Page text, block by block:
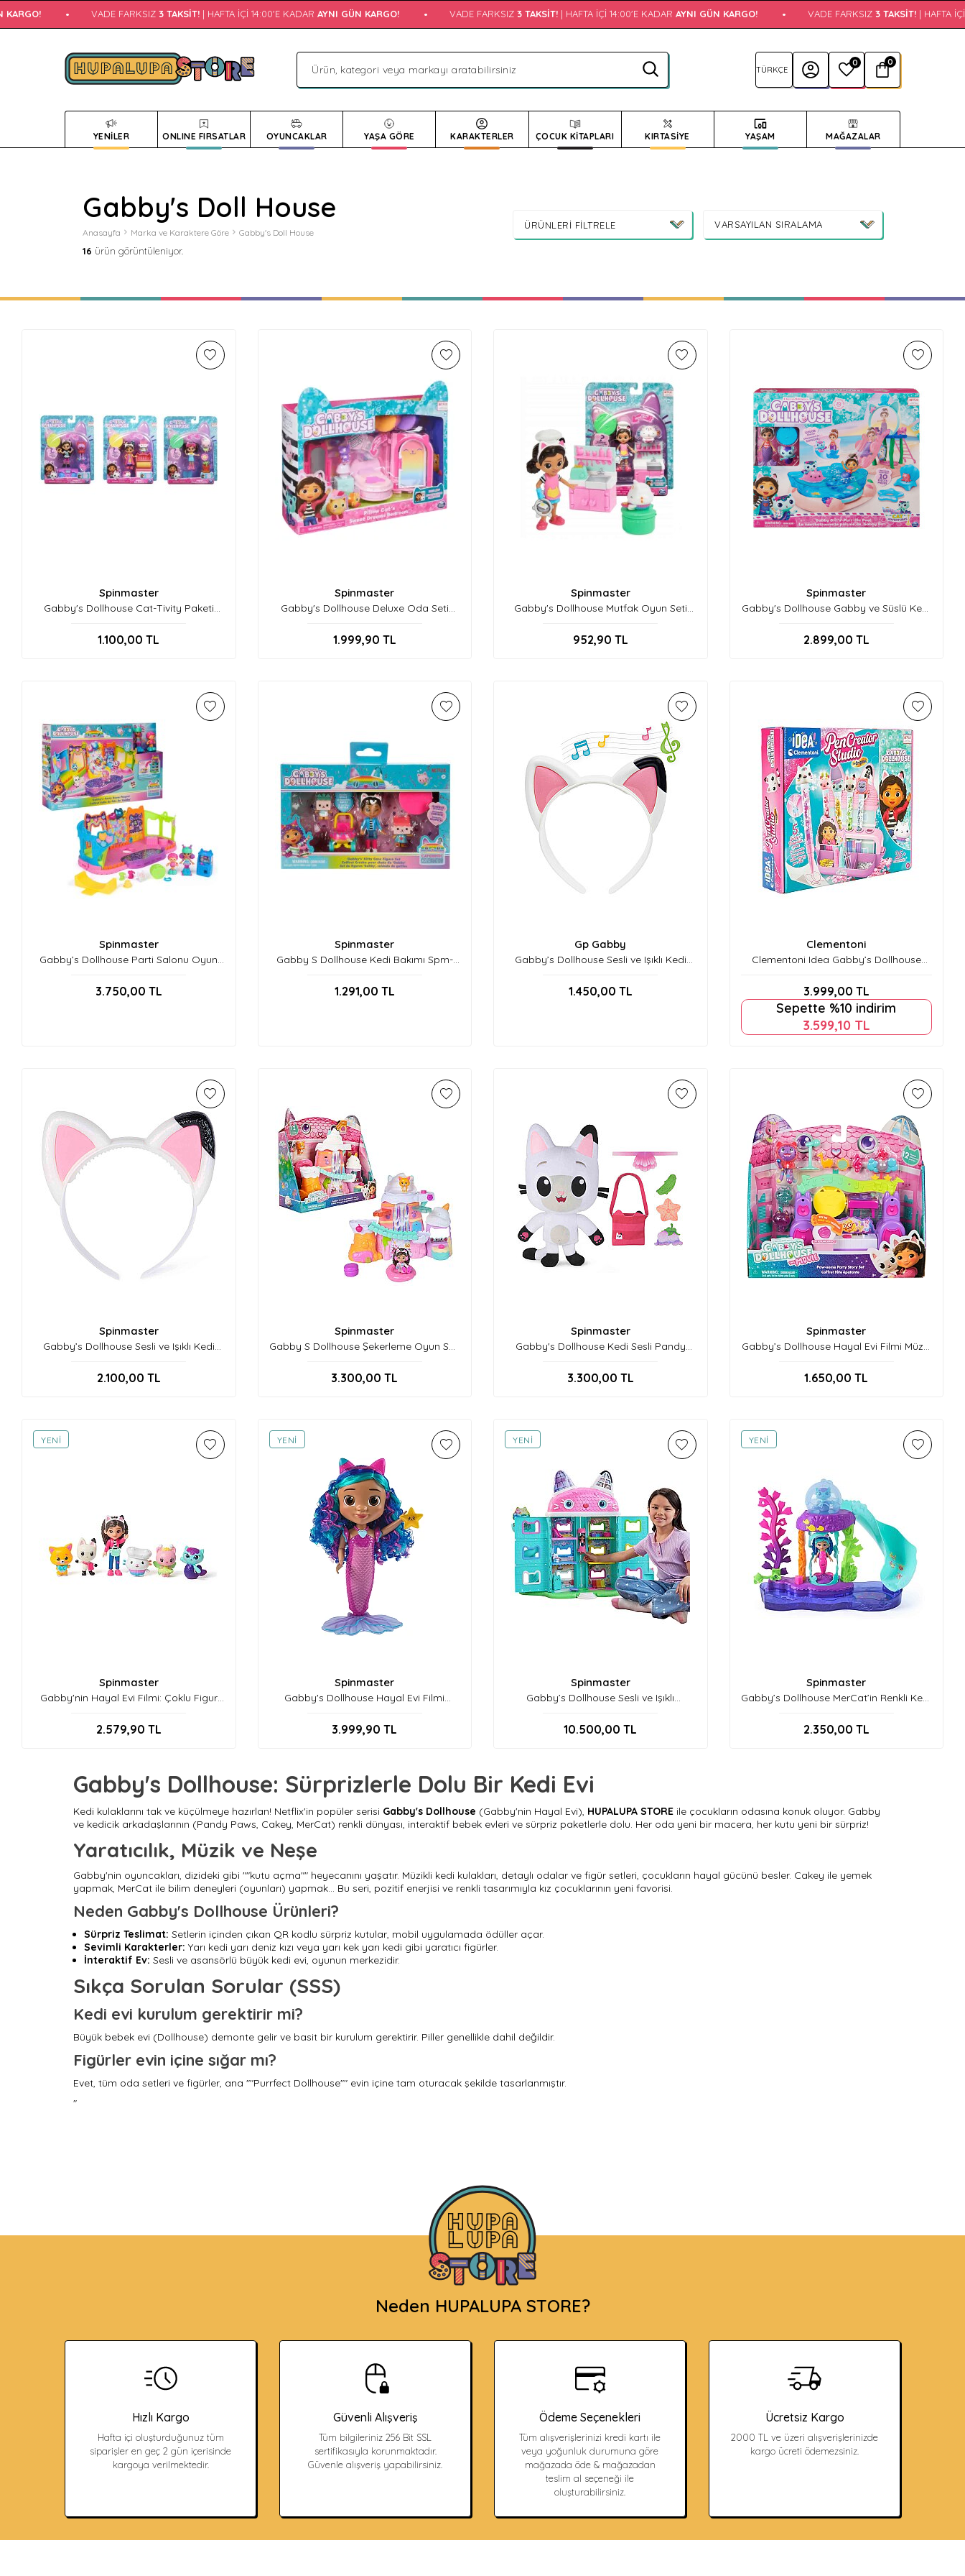
VADE FARKSIZ 3 TAKSIT! | HAFTA İÇI 14:00'E KADAR AYNI GÜN KARGO! VADE FARKSIZ 3 TAKSIT! | HAFTA İÇI 14:00'E KADAR AYNI GÜN KARGO! VADE FARKSIZ 3 TAKSIT! | HAFTA İÇI
0 0
YENİLER ONLINE FIRSATLAR OYUNCAKLAR YAŞA GÖRE KARAKTERLER ÇOCUK KİTAPLARI KIRTASİYE YAŞAM MAĞAZALAR
Gabby's Doll House
Anasayfa Marka ve Karaktere Göre Gabby's Doll House
16 ürün görüntüleniyor.
ÜRÜNLERI FILTRELE
Spinmaster
Gabby's Dollhouse Cat-Tivity Paketi
1.100,00 TL
Spinmaster
Gabby's Dollhouse Deluxe Oda Seti
1.999,90 TL
Spinmaster
Gabby's Dollhouse Mutfak Oyun Seti
952,90 TL
Spinmaster
Gabby's Dollhouse Gabby ve Süslü Kedi
2.899,00 TL
Spinmaster
Gabby’s Dollhouse Parti Salonu Oyun
3.750,00 TL
Spinmaster
Gabby S Dollhouse Kedi Bakımı Spm-
1.291,00 TL
Gp Gabby
Gabby’s Dollhouse Sesli ve Işıklı Kedi
1.450,00 TL
Clementoni
Clementoni Idea Gabby’s Dollhouse
3.999,00 TL
Sepette %10 indirim
3.599,10 TL
Spinmaster
Gabby’s Dollhouse Sesli ve Işıklı Kedi
2.100,00 TL
Spinmaster
Gabby S Dollhouse Şekerleme Oyun Seti
3.300,00 TL
Spinmaster
Gabby's Dollhouse Kedi Sesli Pandy
3.300,00 TL
Spinmaster
Gabby’s Dollhouse Hayal Evi Filmi Müzik
1.650,00 TL
YENI
Spinmaster
Gabby'nin Hayal Evi Filmi: Çoklu Figur
2.579,90 TL
YENI
Spinmaster
Gabby's Dollhouse Hayal Evi Filmi
3.999,90 TL
YENI
Spinmaster
Gabby’s Dollhouse Sesli ve Işıklı
10.500,00 TL
YENI
Spinmaster
Gabby’s Dollhouse MerCat’in Renkli Kedi
2.350,00 TL
Gabby's Dollhouse: Sürprizlerle Dolu Bir Kedi Evi
Kedi kulaklarını tak ve küçülmeye hazırlan! Netflix'in popüler serisi Gabby's Dollhouse (Gabby'nin Hayal Evi), HUPALUPA STORE ile çocukların odasına konuk oluyor. Gabby
ve kedicik arkadaşlarının (Pandy Paws, Cakey, MerCat) renkli dünyası, interaktif bebek evleri ve sürpriz paketlerle dolu. Her oda yeni bir macera, her kutu yeni bir sürpriz!
Yaratıcılık, Müzik ve Neşe
Gabby'nin oyuncakları, dizideki gibi ""kutu açma"" heyecanını yaşatır. Müzikli kedi kulakları, detaylı odalar ve figür setleri, çocukların hayal gücünü besler. Cakey ile yemek
yapmak, MerCat ile bilim deneyleri (oyunları) yapmak... Bu seri, pozitif enerjisi ve renkli tasarımıyla kız çocuklarının yeni favorisi.
Neden Gabby's Dollhouse Ürünleri?
Sürpriz Teslimat: Setlerin içinden çıkan QR kodlu sürpriz kutular, mobil uygulamada ödüller açar.
Sevimli Karakterler: Yarı kedi yarı deniz kızı veya yarı kek yarı kedi gibi yaratıcı figürler.
İnteraktif Ev: Sesli ve asansörlü büyük kedi evi, oyunun merkezidir.
Sıkça Sorulan Sorular (SSS)
Kedi evi kurulum gerektirir mi?
Büyük bebek evi (Dollhouse) demonte gelir ve basit bir kurulum gerektirir. Piller genellikle dahil değildir.
Figürler evin içine sığar mı?
Evet, tüm oda setleri ve figürler, ana ""Purrfect Dollhouse"" evin içine tam oturacak şekilde tasarlanmıştır.
"
Neden HUPALUPA STORE?
Hızlı Kargo
Hafta içi oluşturduğunuz tüm
siparişler en geç 2 gün içerisinde
kargoya verilmektedir.
Güvenli Alışveriş
Tüm bilgileriniz 256 Bit SSL
sertifikasıyla korunmaktadır.
Güvenle alışveriş yapabilirsiniz.
Ödeme Seçenekleri
Tüm alışverişlerinizi kredi kartı ile
veya yoğunluk durumuna göre
mağazada öde & mağazadan
teslim al seçeneği ile
oluşturabilirsiniz.
Ücretsiz Kargo
2000 TL ve üzeri alışverişlerinizde
kargo ücreti ödemezsiniz.